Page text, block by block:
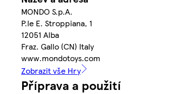
MONDO S.p.A.
P.le E. Stroppiana, 1
12051 Alba
Fraz. Gallo (CN) Italy
www.mondotoys.com
Zobrazit vše Hry
Příprava a použití